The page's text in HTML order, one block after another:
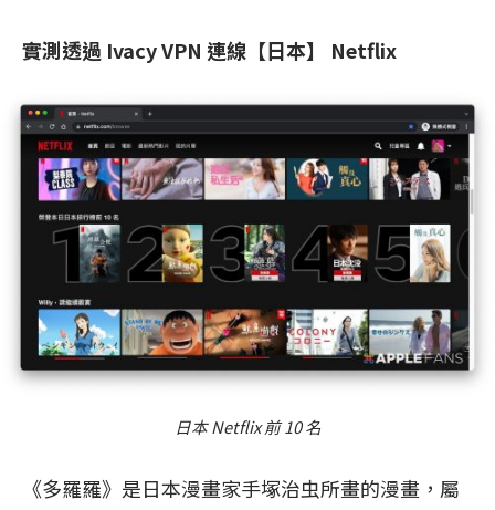
實測透過 Ivacy VPN 連線【日本】 Netflix
日本 Netflix 前 10 名
《多羅羅》是日本漫畫家手塚治虫所畫的漫畫，屬